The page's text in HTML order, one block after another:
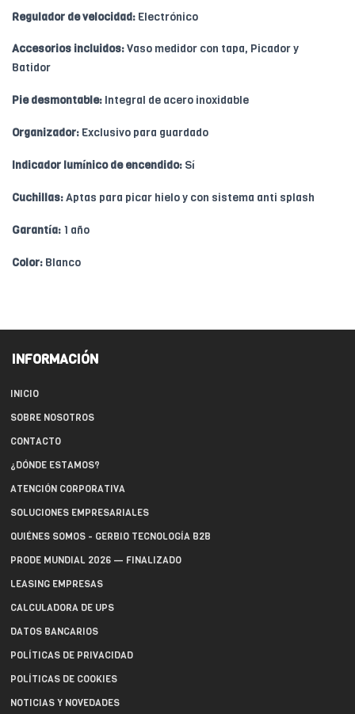
Regulador de velocidad: Electrónico
Accesorios incluidos:Vaso medidor con tapa, Picador y
Batidor
Pie desmontable: Integral de acero inoxidable
Organizador: Exclusivo para guardado
Indicador lumínico de encendido: Sí
Cuchillas:Aptas para picar hielo y con sistema anti splash
Garantía: 1 año
Color: Blanco
INFORMACIÓN
INICIO
SOBRE NOSOTROS
CONTACTO
¿DÓNDE ESTAMOS?
ATENCIÓN CORPORATIVA
SOLUCIONES EMPRESARIALES
QUIÉNES SOMOS - GERBIO TECNOLOGÍA B2B
PRODE MUNDIAL 2026 — FINALIZADO
LEASING EMPRESAS
CALCULADORA DE UPS
DATOS BANCARIOS
POLÍTICAS DE PRIVACIDAD
POLÍTICAS DE COOKIES
NOTICIAS Y NOVEDADES